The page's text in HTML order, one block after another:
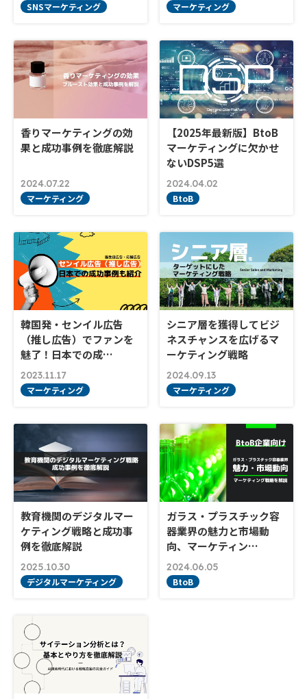
SNSマーケティング マーケティング
香りマーケティングの効
果と成功事例を徹底解説
2024.07.22
マーケティング
【2025年最新版】BtoB
マーケティングに欠かせ
ないDSP5選
2024.04.02
BtoB
韓国発・センイル広告
（推し広告）でファンを
魅了！日本での成…
2023.11.17
マーケティング
シニア層を獲得してビジ
ネスチャンスを広げるマ
ーケティング戦略
2024.09.13
マーケティング
教育機関のデジタルマー
ケティング戦略と成功事
例を徹底解説
2025.10.30
デジタルマーケティング
ガラス・プラスチック容
器業界の魅力と市場動
向、マーケティン…
2024.06.05
BtoB